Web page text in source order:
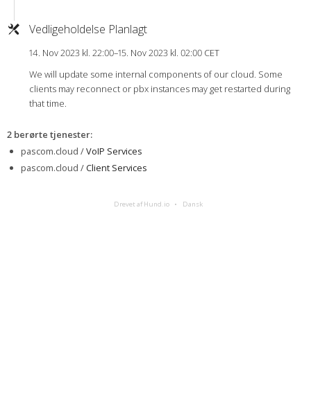
Vedligeholdelse Planlagt
14. Nov 2023 kl. 22:00–15. Nov 2023 kl. 02:00 CET
We will update some internal components of our cloud. Some
clients may reconnect or pbx instances may get restarted during
that time.
2 berørte tjenester:
pascom.cloud /VoIP Services
pascom.cloud /Client Services
Drevet af Hund.io Dansk